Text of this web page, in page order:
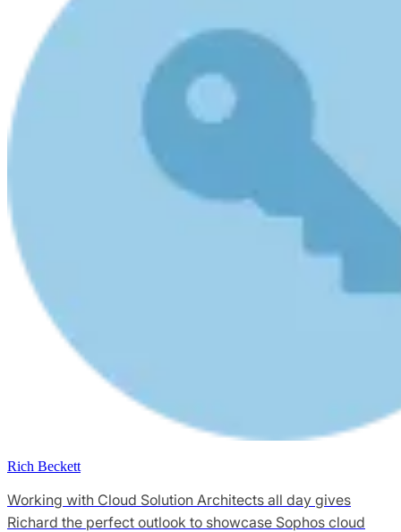
Rich Beckett
Working with Cloud Solution Architects all day gives
Richard the perfect outlook to showcase Sophos cloud